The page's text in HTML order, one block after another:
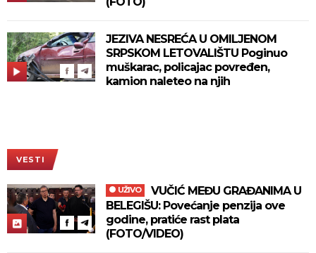
JEZIVA NESREĆA U OMILJENOM
SRPSKOM LETOVALIŠTU Poginuo
muškarac, policajac povređen,
kamion naleteo na njih
VESTI
UŽIVO
BELEGIŠU: Povećanje penzija ove
godine, pratiće rast plata
(FOTO/VIDEO)